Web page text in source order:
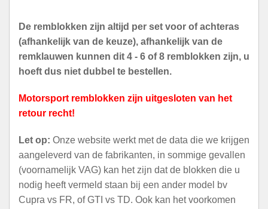
De remblokken zijn altijd per set voor of achteras
(afhankelijk van de keuze), afhankelijk van de
remklauwen kunnen dit 4 - 6 of 8 remblokken zijn, u
hoeft dus niet dubbel te bestellen.
Motorsport remblokken zijn uitgesloten van het
retour recht!
Let op: Onze website werkt met de data die we krijgen
aangeleverd van de fabrikanten, in sommige gevallen
(voornamelijk VAG) kan het zijn dat de blokken die u
nodig heeft vermeld staan bij een ander model bv
Cupra vs FR, of GTI vs TD. Ook kan het voorkomen